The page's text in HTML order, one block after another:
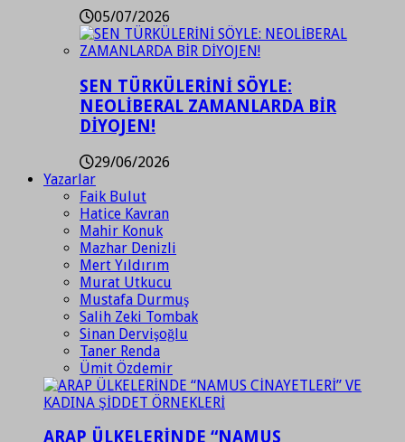
05/07/2026
SEN TÜRKÜLERİNİ SÖYLE:
NEOLİBERAL ZAMANLARDA BİR
DİYOJEN!
29/06/2026
Yazarlar
Faik Bulut
Hatice Kavran
Mahir Konuk
Mazhar Denizli
Mert Yıldırım
Murat Utkucu
Mustafa Durmuş
Salih Zeki Tombak
Sinan Dervişoğlu
Taner Renda
Ümit Özdemir
ARAP ÜLKELERİNDE “NAMUS